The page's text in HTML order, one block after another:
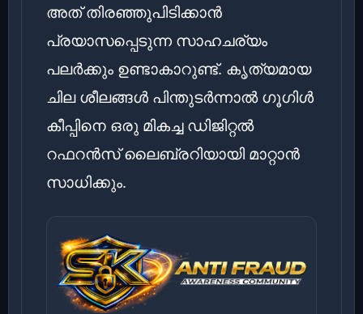
അത് തിരഞ്ഞുപിടിക്കാൻ
പ്രയാസപ്പെടുന്ന സാഹചര്യം
പലർക്കും ഉണ്ടാകാറുണ്ട്. കൃത്യമായ
ചില ശീലങ്ങൾ പിന്തുടർന്നാൽ ഗൂഗിൾ
കീപ്പിനെ ഒരു മികച്ച ഡിജിറ്റൽ
റഫറൻസ് ലൈബ്രറിയായി മാറ്റാൻ
സാധിക്കും.